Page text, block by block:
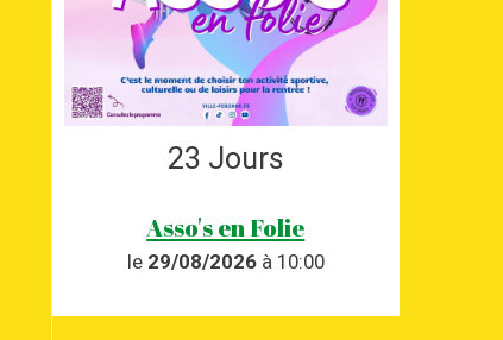
23 Jours
Asso's en Folie
le 29/08/2026à 10:00